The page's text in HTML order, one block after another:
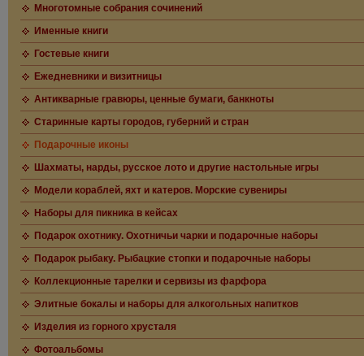
Многотомные собрания сочинений
Именные книги
Гостевые книги
Ежедневники и визитницы
Антикварные гравюры, ценные бумаги, банкноты
Старинные карты городов, губерний и стран
Подарочные иконы
Шахматы, нарды, русское лото и другие настольные игры
Модели кораблей, яхт и катеров. Морские сувениры
Наборы для пикника в кейсах
Подарок охотнику. Охотничьи чарки и подарочные наборы
Подарок рыбаку. Рыбацкие стопки и подарочные наборы
Коллекционные тарелки и сервизы из фарфора
Элитные бокалы и наборы для алкогольных напитков
Изделия из горного хрусталя
Фотоальбомы